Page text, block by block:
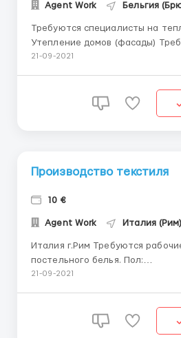
Agent Work Бельгия
Требуются специалисты на
Утепление домов (фасады) Требования: мужчины до
65 лет с опытом работы минимум 2 года документы:
Возможен аванс после 15
21-09-2021
Производство текстиля
10 €
Agent Work Италия (Рим)
Италия г.Рим Требуются рабочие на производство
постельного белья. Пол:
Мужчины,Женщины,Семейные пары. Возраст:
продукции,сортировка,сбор заказов .
качества Рабочие условия...
21-09-2021